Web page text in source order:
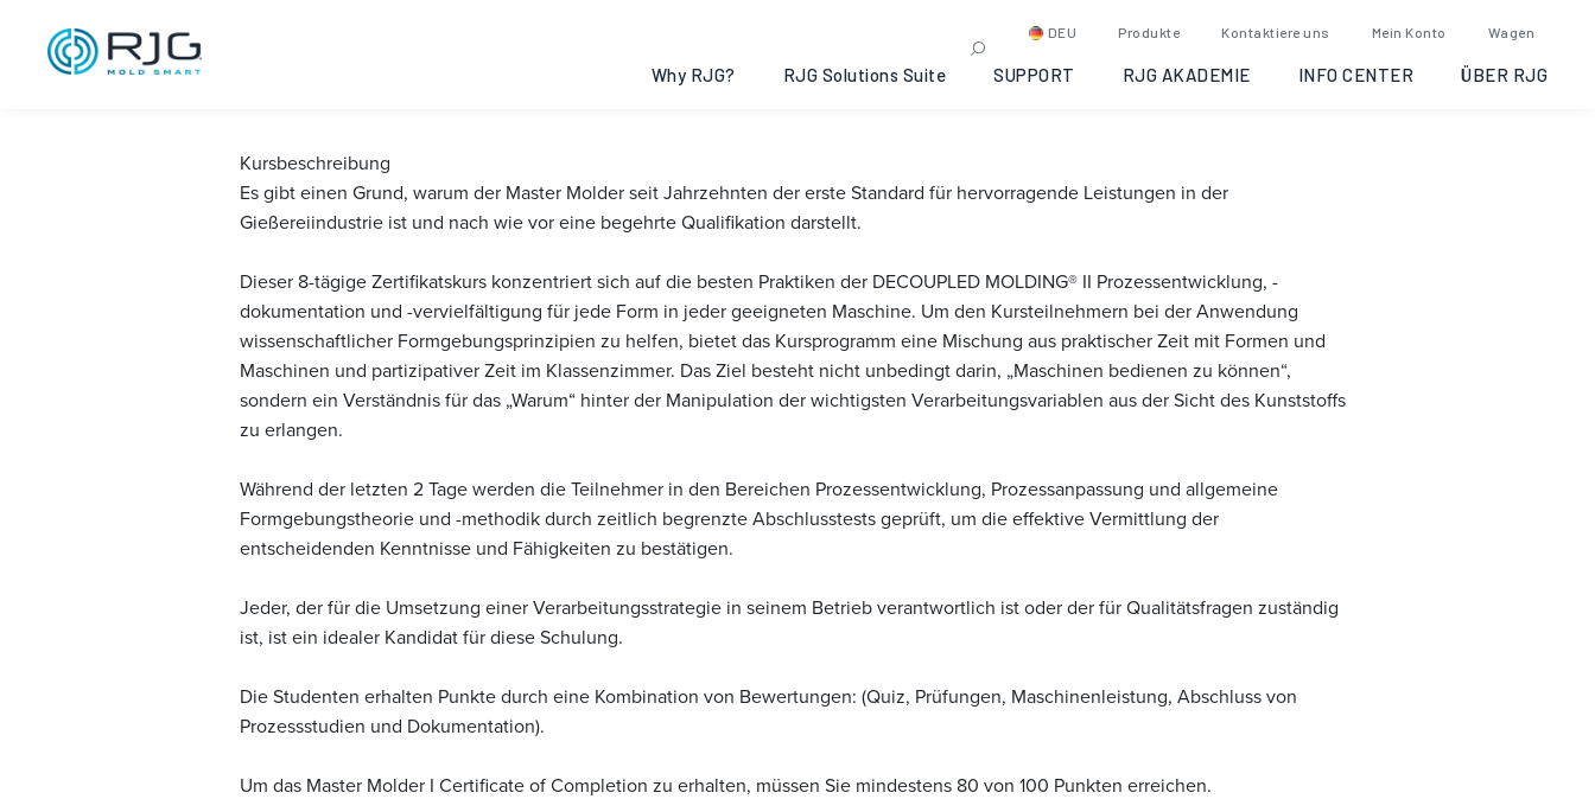
DEU Produkte Kontaktiere uns Mein Konto Wagen
Why RJG? RJG Solutions Suite SUPPORT RJG AKADEMIE INFO CENTER ÜBER RJG
Master Molder® I: Kannapolis, North Carolina, 2026-
Kursbeschreibung
Es gibt einen Grund, warum der Master Molder seit Jahrzehnten der erste Standard für hervorragende Leistungen in der
Gießereiindustrie ist und nach wie vor eine begehrte Qualifikation darstellt.
Dieser 8-tägige Zertifikatskurs konzentriert sich auf die besten Praktiken der DECOUPLED MOLDING® II Prozessentwicklung, -
dokumentation und -vervielfältigung für jede Form in jeder geeigneten Maschine. Um den Kursteilnehmern bei der Anwendung
wissenschaftlicher Formgebungsprinzipien zu helfen, bietet das Kursprogramm eine Mischung aus praktischer Zeit mit Formen und
Maschinen und partizipativer Zeit im Klassenzimmer. Das Ziel besteht nicht unbedingt darin, „Maschinen bedienen zu können“,
sondern ein Verständnis für das „Warum“ hinter der Manipulation der wichtigsten Verarbeitungsvariablen aus der Sicht des Kunststoffs
zu erlangen.
Während der letzten 2 Tage werden die Teilnehmer in den Bereichen Prozessentwicklung, Prozessanpassung und allgemeine
Formgebungstheorie und -methodik durch zeitlich begrenzte Abschlusstests geprüft, um die effektive Vermittlung der
entscheidenden Kenntnisse und Fähigkeiten zu bestätigen.
Jeder, der für die Umsetzung einer Verarbeitungsstrategie in seinem Betrieb verantwortlich ist oder der für Qualitätsfragen zuständig
ist, ist ein idealer Kandidat für diese Schulung.
Die Studenten erhalten Punkte durch eine Kombination von Bewertungen: (Quiz, Prüfungen, Maschinenleistung, Abschluss von
Prozessstudien und Dokumentation).
Um das Master Molder I Certificate of Completion zu erhalten, müssen Sie mindestens 80 von 100 Punkten erreichen.